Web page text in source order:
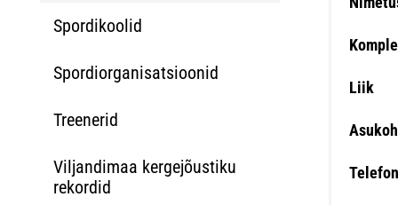
Spordikoolid
Spordiorganisatsioonid
Treenerid
Viljandimaa kergejõustiku
rekordid
Liik
Telefon